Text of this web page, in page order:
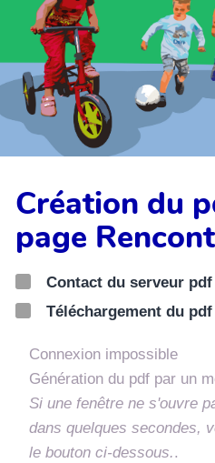
Création du
page
Contact du serveur pdf
Téléchargement du pdf
Connexion impossible
Génération du pdf par un
Si une fenêtre ne s'ouvre
dans quelques secondes,
le bouton ci-dessous..